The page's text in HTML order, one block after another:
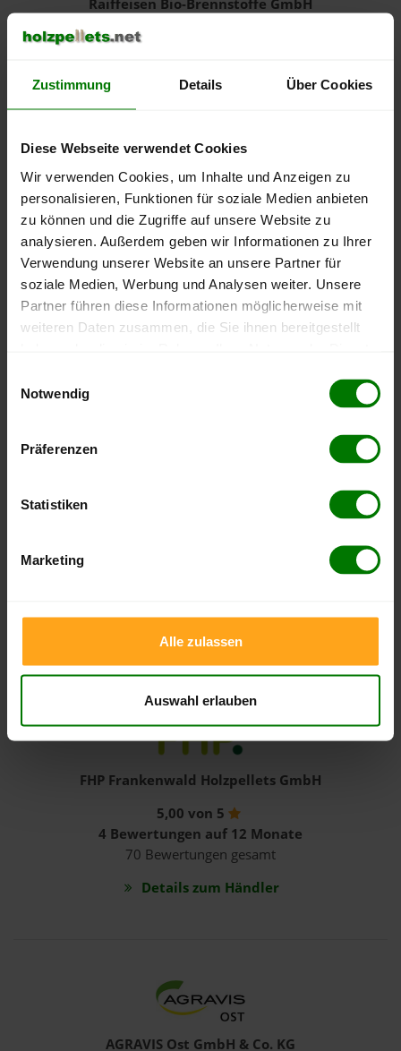
Zustimmung Details Über Cookies
Diese Webseite verwendet Cookies
Wir verwenden Cookies, um Inhalte und Anzeigen zu
personalisieren, Funktionen für soziale Medien anbieten
zu können und die Zugriffe auf unsere Website zu
analysieren. Außerdem geben wir Informationen zu Ihrer
Verwendung unserer Website an unsere Partner für
soziale Medien, Werbung und Analysen weiter. Unsere
Partner führen diese Informationen möglicherweise mit
weiteren Daten zusammen, die Sie ihnen bereitgestellt
Notwendig
Präferenzen
Statistiken
Marketing
Alle zulassen
Auswahl erlauben
22 Bewertungen gesamt
Hellmuth Mineralöl GmbH & Co. KG
4,89 von 5
9 Bewertungen auf 12 Monate
147 Bewertungen gesamt
FHP Frankenwald Holzpellets GmbH
5,00 von 5
4 Bewertungen auf 12 Monate
70 Bewertungen gesamt
Details zum Händler
AGRAVIS Ost GmbH & Co. KG